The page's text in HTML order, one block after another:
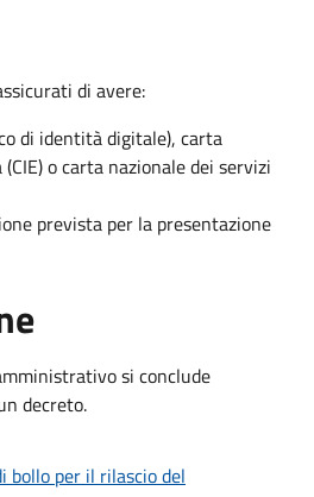
di avere:
di identità digitale), carta
o carta nazionale dei servizi
prevista per la presentazione
si conclude
decreto.
bollo per il rilascio del